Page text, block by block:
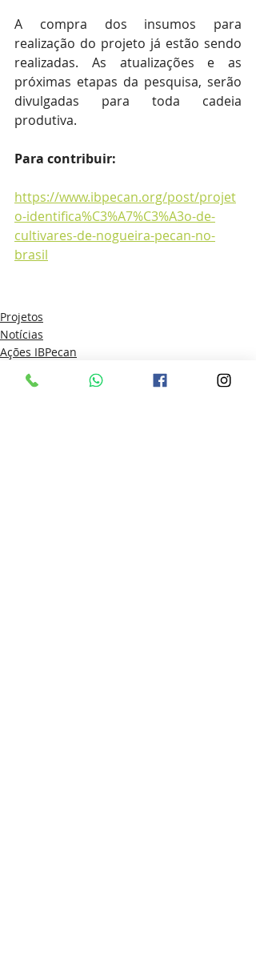
A compra dos insumos para
realização do projeto já estão sendo
realizadas. As atualizações e as
próximas etapas da pesquisa, serão
divulgadas para toda cadeia
produtiva.
Para contribuir:
https://www.ibpecan.org/post/projet
o-identifica%C3%A7%C3%A3o-de-
cultivares-de-nogueira-pecan-no-
brasil
Projetos
Notícias
Ações IBPecan